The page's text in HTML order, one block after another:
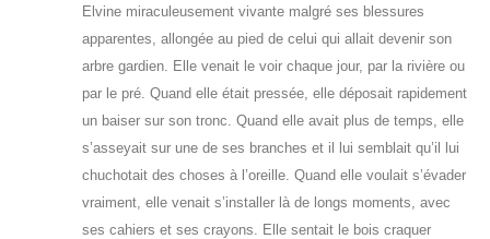
Elvine miraculeusement vivante malgré ses blessures
apparentes, allongée au pied de celui qui allait devenir son
arbre gardien. Elle venait le voir chaque jour, par la rivière ou
par le pré. Quand elle était pressée, elle déposait rapidement
un baiser sur son tronc. Quand elle avait plus de temps, elle
s’asseyait sur une de ses branches et il lui semblait qu’il lui
chuchotait des choses à l’oreille. Quand elle voulait s’évader
vraiment, elle venait s’installer là de longs moments, avec
ses cahiers et ses crayons. Elle sentait le bois craquer